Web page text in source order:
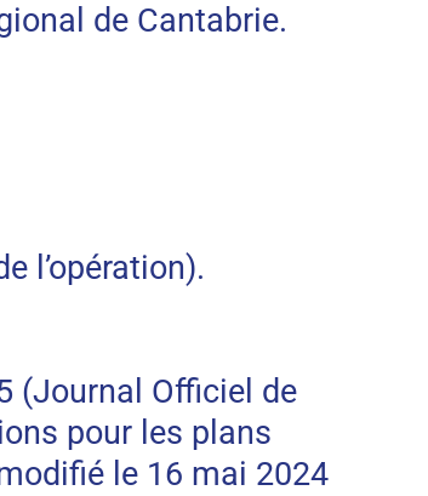
de Cantabrie.
l’opération).
(Journal Officiel de
pour les plans
le 16 mai 2024